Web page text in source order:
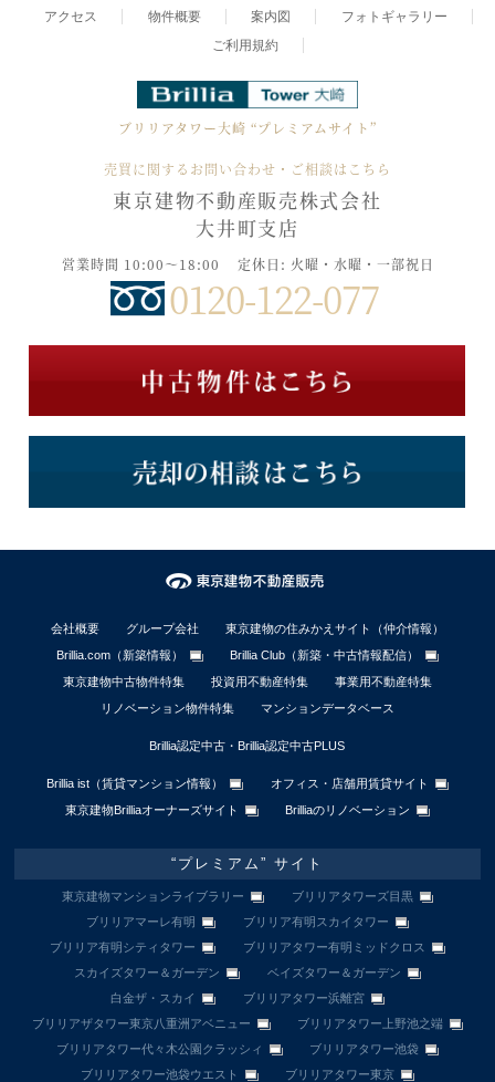
アクセス
物件概要 案内図
フォトギャラリー
ご利用規約
ブリリアタワー大崎 “プレミアムサイト”
売買に関するお問い合わせ・ご相談はこちら
東京建物不動産販売株式会社
大井町支店
営業時間 10:00～18:00 定休日: 火曜・水曜・一部祝日
0120-122-077
会社概要 グループ会社
東京建物の住みかえサイト（仲介情報）
Brillia.com（新築情報）
Brillia Club（新築・中古情報配信）
東京建物中古物件特集
投資用不動産特集
事業用不動産特集
リノベーション物件特集
マンションデータベース
Brillia認定中古・Brillia認定中古PLUS
Brillia ist（賃貸マンション情報）
オフィス・店舗用賃貸サイト
東京建物Brilliaオーナーズサイト
Brilliaのリノベーション
“プレミアム” サイト
東京建物マンションライブラリー
ブリリアタワーズ目黒
ブリリアマーレ有明
ブリリア有明スカイタワー
ブリリア有明シティタワー
ブリリアタワー有明ミッドクロス
スカイズタワー＆ガーデン
ベイズタワー＆ガーデン
白金ザ・スカイ
ブリリアタワー浜離宮
ブリリアザタワー東京八重洲アベニュー
ブリリアタワー上野池之端
ブリリアタワー代々木公園クラッシィ
ブリリアタワー池袋
ブリリアタワー池袋ウエスト
ブリリアタワー東京